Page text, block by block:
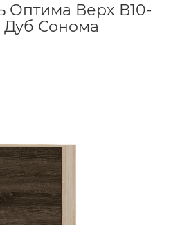
Оптима Верх В10-
Сонома